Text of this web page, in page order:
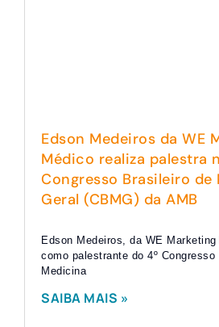
Edson Medeiros da WE
Médico realiza palestra
Congresso Brasileiro de
Geral (CBMG) da AMB
Edson Medeiros, da WE
como palestrante do 4º
Medicina
SAIBA MAIS »